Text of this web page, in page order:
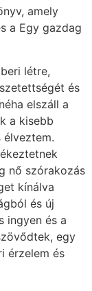
amely
a Egy gazdag
létre,
és
elszáll a
a kisebb
élveztem.
nő szórakozás
kínálva
és új
ingyen és a
egy
érzelem és